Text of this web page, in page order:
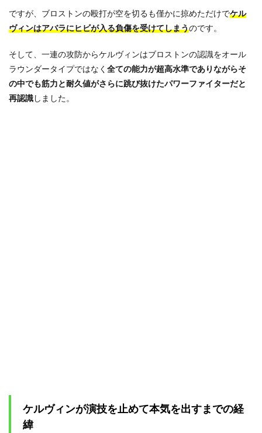
ですが、ブロストンの殴打が空を切るも僅かに掠めただけでケル
ヴィンはアバラにヒビが入る負傷を受けてしまうのです。
そして、一連の攻防からケルヴィンはブロストンの認識をオール
ラウンダータイプではなく 全ての能力が超高水準でありながらそ
の中でも筋力と耐久値がさらに跳び抜けたパワーファイターだと
再認識しました。
ケルヴィンが演技を止めて本気を出すまでの経
緯